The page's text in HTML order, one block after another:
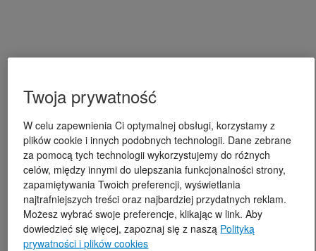
Twoja prywatność
W celu zapewnienia Ci optymalnej obsługi, korzystamy z
plików cookie i innych podobnych technologii. Dane zebrane
za pomocą tych technologii wykorzystujemy do różnych
celów, między innymi do ulepszania funkcjonalności strony,
zapamiętywania Twoich preferencji, wyświetlania
najtrafniejszych treści oraz najbardziej przydatnych reklam.
Możesz wybrać swoje preferencje, klikając w link. Aby
dowiedzieć się więcej, zapoznaj się z naszą Polityką
prywatności i plików cookies